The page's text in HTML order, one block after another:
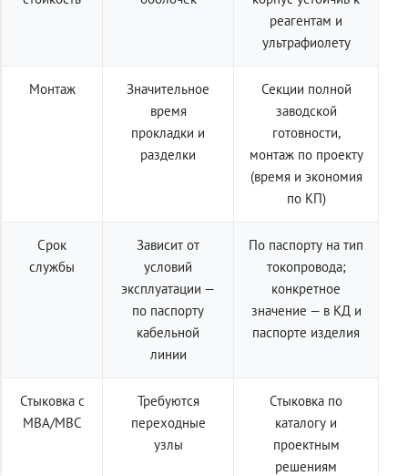
реагентам и
ультрафиолету
Монтаж
Значительное
время
прокладки и
разделки
Секции полной
заводской
готовности,
монтаж по проекту
(время и экономия
по КП)
Срок
службы
Зависит от
условий
эксплуатации —
по паспорту
кабельной
линии
По паспорту на тип
токопровода;
конкретное
значение — в КД и
паспорте изделия
Стыковка с
МВА/МВС
Требуются
переходные
узлы
Стыковка по
каталогу и
проектным
решениям